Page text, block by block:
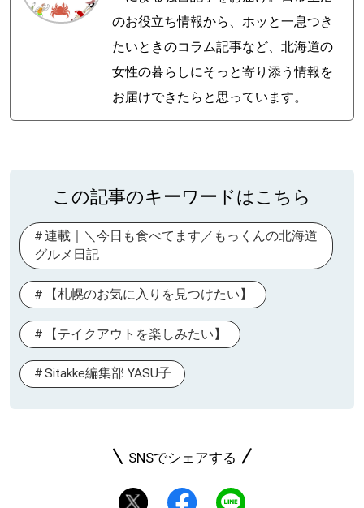
のお役立ち情報から、ホッと一息つき
たいときのコラム記事など、北海道の
女性の暮らしにそっと寄り添う情報を
お届けできたらと思っています。
この記事のキーワードはこちら
連載｜＼今日も食べてます／もっくんの北海道
グルメ日記
【札幌のお気に入りを見つけたい】
【テイクアウトを楽しみたい】
Sitakke編集部 YASU子
SNSでシェアする